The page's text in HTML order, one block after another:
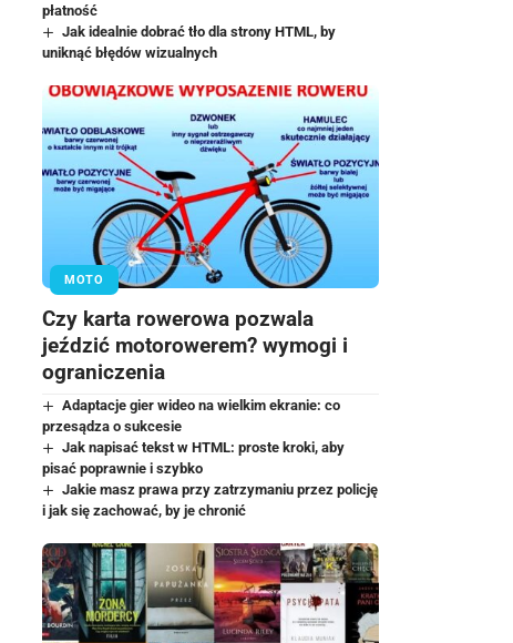
płatność
Jak idealnie dobrać tło dla strony HTML, by
uniknąć błędów wizualnych
MOTO
Czy karta rowerowa pozwala
jeździć motorowerem? wymogi i
ograniczenia
Adaptacje gier wideo na wielkim ekranie: co
przesądza o sukcesie
Jak napisać tekst w HTML: proste kroki, aby
pisać poprawnie i szybko
Jakie masz prawa przy zatrzymaniu przez policję
i jak się zachować, by je chronić